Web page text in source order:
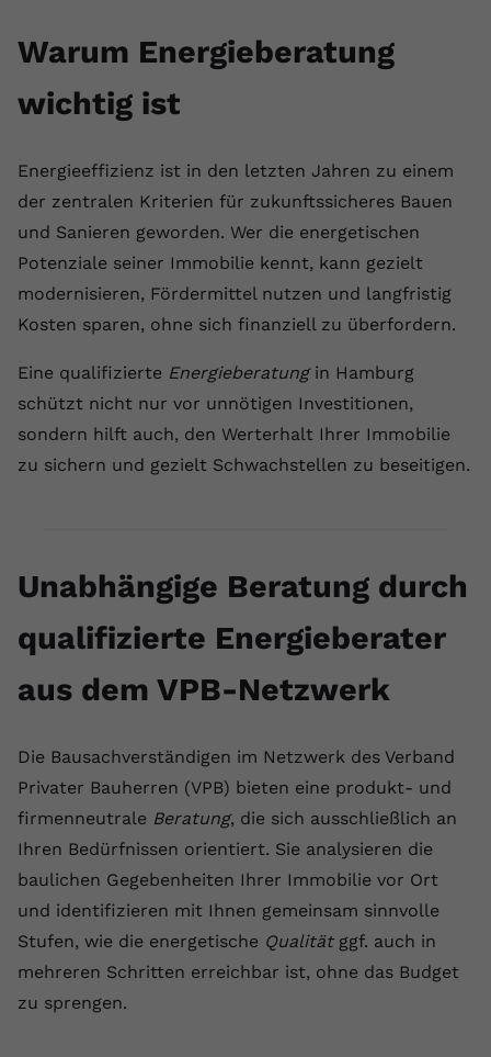
Warum Energieberatung
wichtig ist
Energieeffizienz ist in den letzten Jahren zu einem
der zentralen Kriterien für zukunftssicheres Bauen
und Sanieren geworden. Wer die energetischen
Potenziale seiner Immobilie kennt, kann gezielt
modernisieren, Fördermittel nutzen und langfristig
Kosten sparen, ohne sich finanziell zu überfordern.
Eine qualifizierte Energieberatungin Hamburg
schützt nicht nur vor unnötigen Investitionen,
sondern hilft auch, den Werterhalt Ihrer Immobilie
zu sichern und gezielt Schwachstellen zu beseitigen.
Unabhängige Beratung durch
qualifizierte Energieberater
aus dem VPB-Netzwerk
Die Bausachverständigen im Netzwerk des Verband
Privater Bauherren (VPB) bieten eine produkt- und
firmenneutrale Beratung, die sich ausschließlich an
Ihren Bedürfnissen orientiert. Sie analysieren die
baulichen Gegebenheiten Ihrer Immobilie vor Ort
und identifizieren mit Ihnen gemeinsam sinnvolle
Stufen, wie die energetische Qualitätggf. auch in
mehreren Schritten erreichbar ist, ohne das Budget
zu sprengen.
Dieser Wert speichert Ihre Consent-
zufällig generierte ID, für die
Webseiten-Betreiber dies eingestellt
hat.
Name fe_typo_user
VPB.de
Zweck
Dieses Cookie wird verwendet, um die
Speicherung von
Benutzereinstellungen zu ermöglichen.
Informationen zur Nutzung der
Website zu erfassen.
Anbieter Google Ads
Laufzeit 90 Tage
Zweck
Conversion-Tracking verwendet, um
Werbeklicks der Nutzung auf unserer
Website zuzuordnen.
Externe Inhalte
Wir verwenden auf unserer Website externe Inhalte,
um Ihnen zusätzliche Informationen anzubieten.
Name vuid
Anbieter vimeo.com
Laufzeit 2 Jahre
Vimeo installiert dieses Cookie, um
Tracking-Informationen zu sammeln,
Einbetten von Videos auf der Website
setzt.
Name CONSENT
Zweck
eingebettete YouTube-Videos und
Anbieter Youtube.com
Laufzeit Session
Zweck
YouTube setzt diesen Cookie, um die
speichern, der eingebettete YouTube-
Videos verwendet.
Name
Cookie-Informationen anzeigen